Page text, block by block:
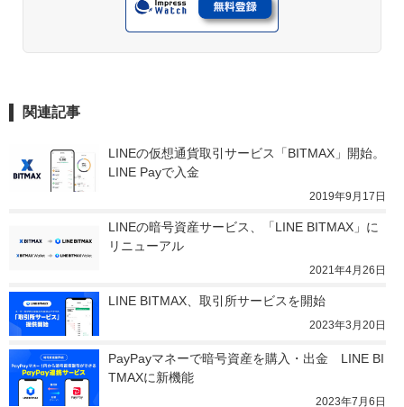
関連記事
LINEの仮想通貨取引サービス「BITMAX」開始。
LINE Payで入金
2019年9月17日
LINEの暗号資産サービス、「LINE BITMAX」に
リニューアル
2021年4月26日
LINE BITMAX、取引所サービスを開始
2023年3月20日
PayPayマネーで暗号資産を購入・出金　LINE BI
TMAXに新機能
2023年7月6日